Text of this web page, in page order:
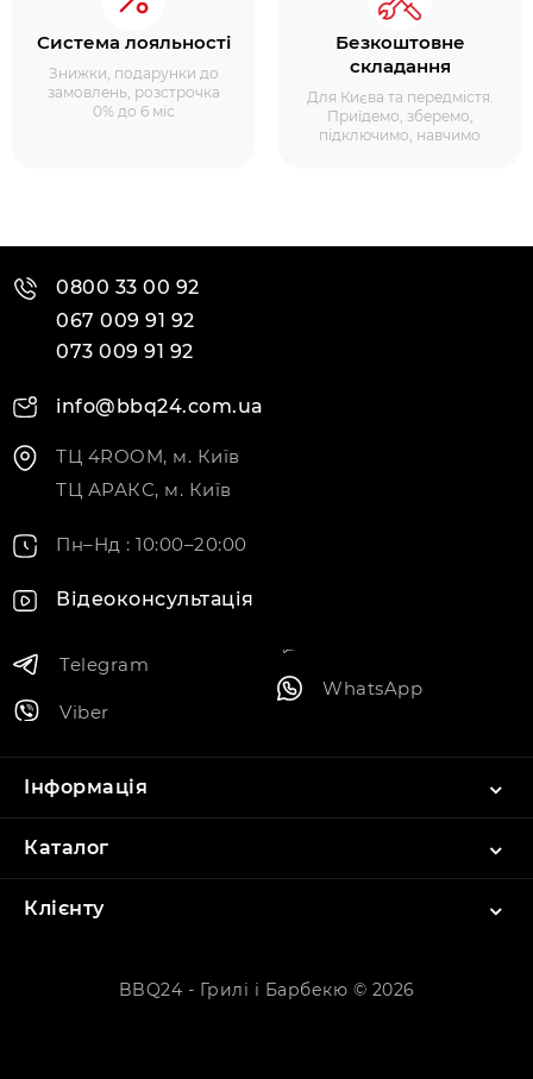
Система лояльності
Знижки, подарунки до
замовлень, розстрочка
0% до 6 міс
Безкоштовне
складання
Для Києва та передмістя.
Приїдемо, зберемо,
підключимо, навчимо
0800 33 00 92
067 009 91 92
073 009 91 92
info@bbq24.com.ua
ТЦ 4ROOM, м. Київ
ТЦ АРАКС, м. Київ
Пн–Нд : 10:00–20:00
Відеоконсультація
Telegram
Viber
WhatsApp
Інформація
Каталог
Клієнту
BBQ24 - Грилі і Барбекю © 2026